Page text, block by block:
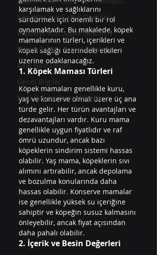
Köpekler İçin Sağlık Önerileri
Köpekler İçin Sağlık Önerileri
Köpek Bakımı Temel Bilgiler
Kedi Hastalıkları
Genel Bilgiler
Kedi Bakımı Temel Bilgiler
karşılamak ve sağlıklarını
sürdürmek için önemli bir rol
oynamaktadır. Bu makalede, köpek
mamalarının türleri, içerikleri ve
köpek sağlığı üzerindeki etkileri
üzerine odaklanacağız.
1. Köpek Maması Türleri
Köpek mamaları genellikle kuru,
yaş ve konserve olmak üzere üç ana
türde gelir. Her türün avantajları ve
dezavantajları vardır. Kuru mama
genellikle uygun fiyatlıdır ve raf
ömrü uzundur, ancak bazı
köpeklerin sindirim sistemi hassas
olabilir. Yaş mama, köpeklerin sıvı
alımını artırabilir, ancak depolama
ve bozulma konularında daha
hassas olabilir. Konserve mamalar
ise genellikle yüksek su içeriğine
sahiptir ve köpeğin susuz kalmasını
önleyebilir, ancak fiyat açısından
daha pahalı olabilir.
2. İçerik ve Besin Değerleri